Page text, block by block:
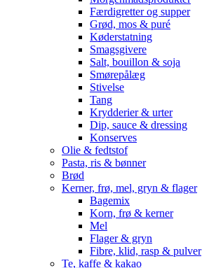
Færdigretter og supper
Grød, mos & puré
Køderstatning
Smagsgivere
Salt, bouillon & soja
Smørepålæg
Stivelse
Tang
Krydderier & urter
Dip, sauce & dressing
Konserves
Olie & fedtstof
Pasta, ris & bønner
Brød
Kerner, frø, mel, gryn & flager
Bagemix
Korn, frø & kerner
Mel
Flager & gryn
Fibre, klid, rasp & pulver
Te, kaffe & kakao